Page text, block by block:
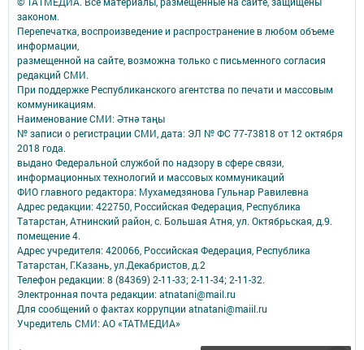
законом.
Перепечатка, воспроизведение и распространение в любом объеме
информации,
размещенной на сайте, возможна только с письменного согласия
редакций СМИ.
При поддержке Республиканского агентства по печати и массовым
коммуникациям.
Наименование СМИ: Әтнә таңы
№ записи о регистрации СМИ, дата: ЭЛ № ФС 77-73818 от 12 октября
2018 года.
выдано Федеральной службой по надзору в сфере связи,
информационных технологий и массовых коммуникаций
ФИО главного редактора: Мухамедзянова Гульнар Равилевна
Адрес редакции: 422750, Российская Федерация, Республика
Татарстан, Атнинский район, с. Большая Атня, ул. Октябрьская, д.9.
помещение 4.
Адрес учредителя: 420066, Российская Федерация, Республика
Татарстан, Г.Казань, ул.Декабристов, д.2
Телефон редакции: 8 (84369) 2-11-33; 2-11-34; 2-11-32.
Электронная почта редакции: atnatani@mail.ru
Для сообщений о фактах коррупции atnatani@maiil.ru
Учредитель СМИ: АО «ТАТМЕДИА»